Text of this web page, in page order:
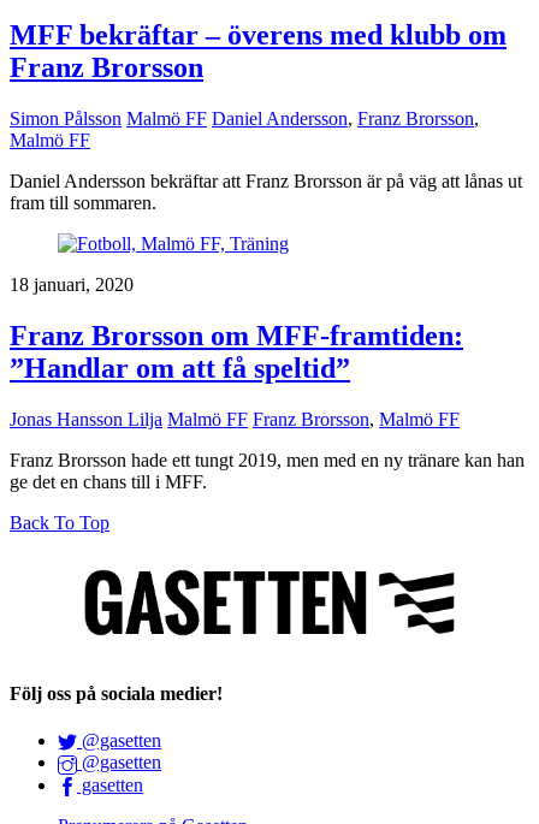
MFF bekräftar – överens med klubb om
Franz Brorsson
Simon Pålsson Malmö FF Daniel Andersson, Franz Brorsson,
Malmö FF
Daniel Andersson bekräftar att Franz Brorsson är på väg att lånas ut
fram till sommaren.
18 januari, 2020
Franz Brorsson om MFF-framtiden:
”Handlar om att få speltid”
Jonas Hansson Lilja Malmö FF Franz Brorsson, Malmö FF
Franz Brorsson hade ett tungt 2019, men med en ny tränare kan han
ge det en chans till i MFF.
Back To Top
Följ oss på sociala medier!
@gasetten
@gasetten
gasetten